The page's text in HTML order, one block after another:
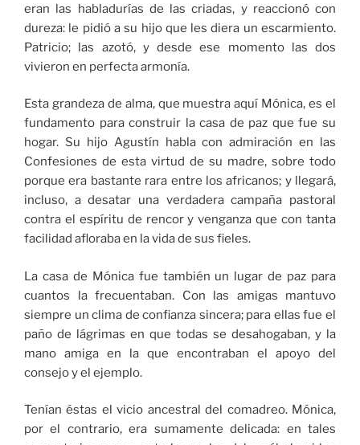
eran las habladurías de las criadas, y reaccionó con
dureza: le pidió a su hijo que les diera un escarmiento.
Patricio; las azotó, y desde ese momento las dos
vivieron en perfecta armonía.
Esta grandeza de alma, que muestra aquí Mónica, es el
fundamento para construir la casa de paz que fue su
hogar. Su hijo Agustín habla con admiración en las
Confesiones de esta virtud de su madre, sobre todo
porque era bastante rara entre los africanos; y llegará,
incluso, a desatar una verdadera campaña pastoral
contra el espíritu de rencor y venganza que con tanta
facilidad afloraba en la vida de sus fieles.
La casa de Mónica fue también un lugar de paz para
cuantos la frecuentaban. Con las amigas mantuvo
siempre un clima de confianza sincera; para ellas fue el
paño de lágrimas en que todas se desahogaban, y la
mano amiga en la que encontraban el apoyo del
consejo y el ejemplo.
Tenían éstas el vicio ancestral del comadreo. Mónica,
por el contrario, era sumamente delicada: en tales